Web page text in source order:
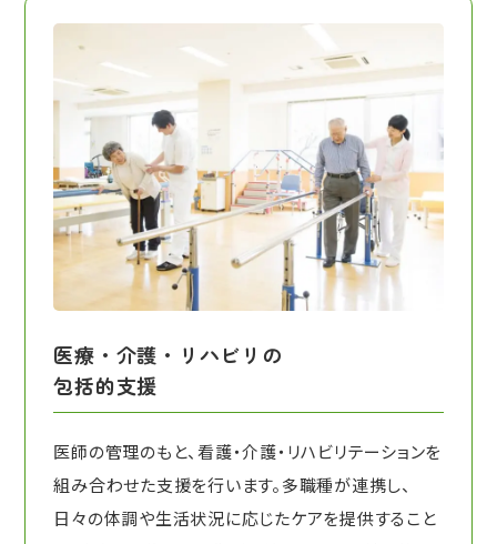
医療・介護・リハビリの
包括的支援
医師の管理のもと、看護・介護・リハビリテーションを
組み合わせた支援を行います。多職種が連携し、
日々の体調や生活状況に応じたケアを提供すること